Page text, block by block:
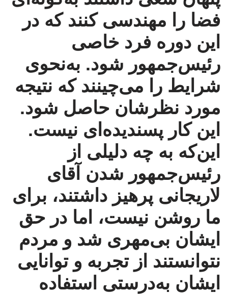
فضا را مهندسی کنند که در
این دوره فرد خاصی
رئیس‌جمهور شود. به‌نحوی
شرایط را می‌چینند که نتیجه
مورد نظرشان حاصل شود.
این کار پسندیده‌ای نیست.
این‌که به چه دلیلی از
رئیس‌جمهور شدن آقای
لاریجانی پرهیز داشتند، برای
ما روشن نیست، اما در حق
ایشان بی‌مهری شد و مردم
نتوانستند از تجربه و توانایی
ایشان به‌درستی استفاده